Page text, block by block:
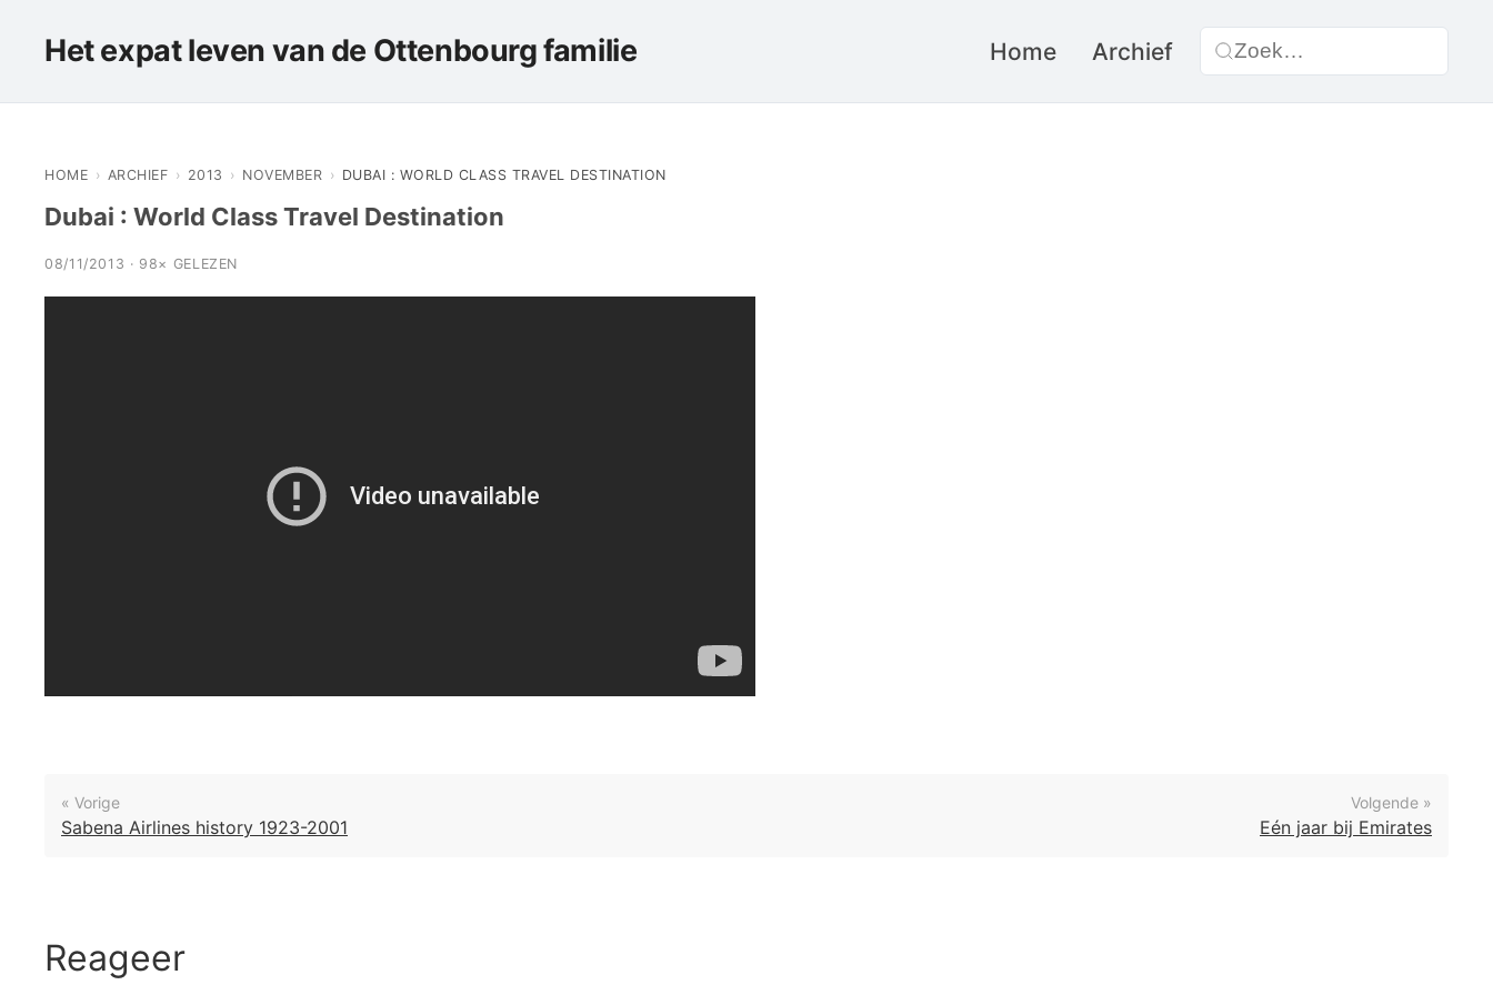
Het expat leven van de Ottenbourg familie Home Archief
HOME › ARCHIEF › 2013 › NOVEMBER › DUBAI : WORLD CLASS TRAVEL DESTINATION
Dubai : World Class Travel Destination
08/11/2013 · 98× GELEZEN
« Vorige
Sabena Airlines history 1923-2001
Volgende »
Eén jaar bij Emirates
Reageer